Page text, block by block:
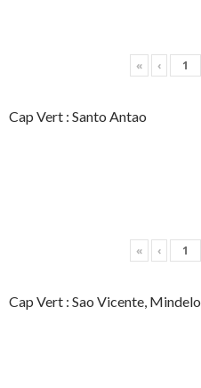
« ‹
Cap Vert : Santo Antao
« ‹
Cap Vert : Sao Vicente, Mindelo